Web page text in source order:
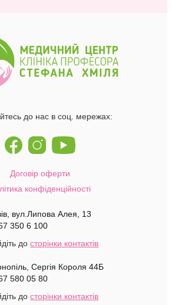
до нас в соц. мережах:
Договір оферти
конфіденційності
вул.Липова Алея, 13
350 6 100
досторінки контактів
Сергія Короля 44Б
580 05 80
досторінки контактів